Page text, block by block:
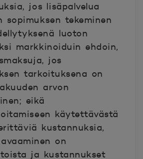
jos lisäpalvelua
sopimuksen tekeminen
luoton
markkinoiduin ehdoin,
jos
tarkoituksena on
arvon
eikä
käytettävästä
kustannuksia,
on
ja kustannukset